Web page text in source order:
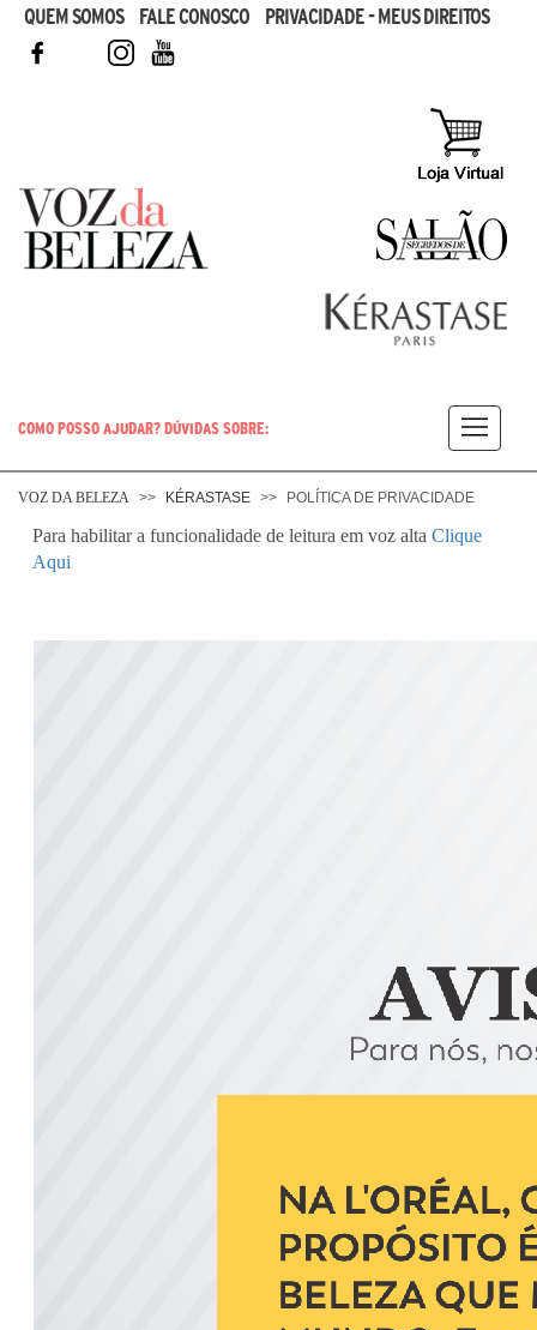
QUEM SOMOS FALE CONOSCO
PRIVACIDADE - MEUS DIREITOS
FACEBOOKTWITTERINSTAGRAM
COMO POSSO AJUDAR? DÚVIDAS SOBRE:
CONSULTORIA DE PRODUTOS KÉRASTASE
VOZ DA BELEZA KÉRASTASE POLÍTICA DE PRIVACIDADE
Para habilitar a funcionalidade de leitura em voz alta Clique
Aqui